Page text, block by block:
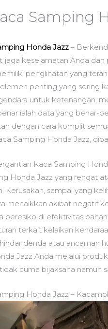
Samping
Honda Jazz –
keselamatan Anda dan
penglihatan yang
penting yang sering
untuk ketenangan,
ialah data yang benar-
dengan cara komplit
Samping Honda Jazz,
Kaca Samping
Honda Jazz yang rengat
Kerusakan, sampai yang
menaikkan akibat negatif
beresiko di efektivitas
terkait kelaikan
denda atau ancaman
Jazz Anda melalui
cuma bijaksana namun
Honda Jazz –